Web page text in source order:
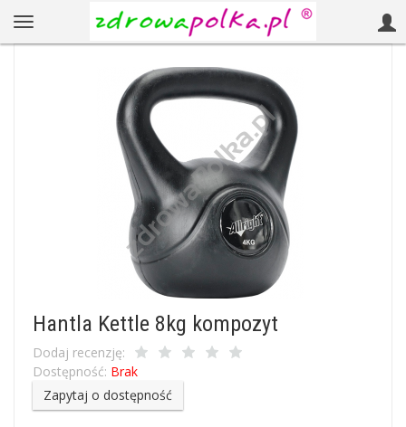
Hantla Kettle 8kg kompozyt
Dodaj recenzję:
Dostępność: Brak
Zapytaj o dostępność